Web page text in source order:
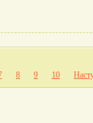
8 9 10